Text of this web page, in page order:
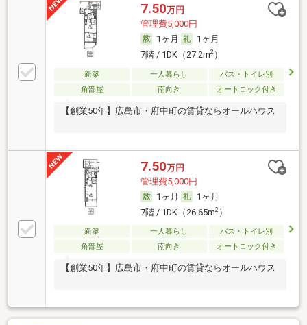
7.50万円
管理費5,000円
1ヶ月
1ヶ月
7階 / 1DK（27.2m2）
新築 一人暮らし
バス・トイレ別
角部屋
南向き オートロック付き
【創業50年】広島市・府中町の賃貸ならオールハウス
7.50万円
管理費5,000円
1ヶ月
1ヶ月
7階 / 1DK（26.65m2）
新築 一人暮らし
バス・トイレ別
角部屋
南向き オートロック付き
【創業50年】広島市・府中町の賃貸ならオールハウス